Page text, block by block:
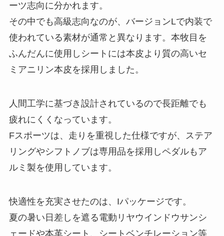
ーツ志向に分かれます。
その中でも高級志向なのが、バージョンLで内装で
使われている素材が通常と異なります。本牧目を
ふんだんに使用しシートには本皮より質の高いセ
ミアニリン本皮を採用しました。
人間工学に基づき設計されているので長距離でも
疲れにくくなっています。
Fスポーツは、走りを重視した仕様ですが、ステア
リングやシフトノブは専用品を採用しペダルもア
ルミ製を使用しています。
快適性を充実させたのは、Iパッケージです。
夏の暑い日差しを遮る電動リヤウインドウサンシ
ェードや本革シート、シートベンチレーション等